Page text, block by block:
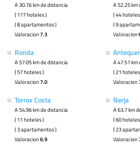
A 30.76 km de distancia
( 117 hoteles )
( 8 apartamentos )
Valoracion7.3
A 52.25 km
( 44
( 9
Valoracion
Ronda
A 57.05 km de distancia
( 57 hoteles )
Valoracion7.0
A 47.51 km
( 21
Valoracion
Torrox Costa
A 54.96 km de distancia
( 11 hoteles )
( 3 apartamentos )
Valoracion6.9
Nerja
A 63.7 km
( 60
( 23
Valoracion